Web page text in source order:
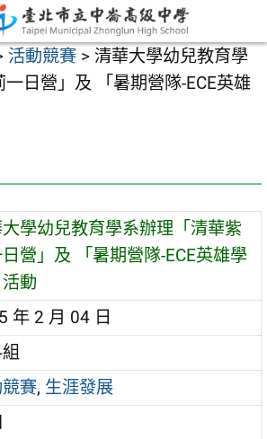
活動競賽 > 清華大學幼兒教育學
日營」及 「暑期營隊-ECE英雄
學幼兒教育學系辦理「清華紫
營」及 「暑期營隊-ECE英雄學
動
年 2 月 04 日
賽, 生涯發展